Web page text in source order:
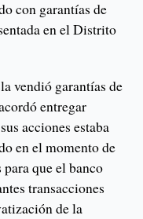
con garantías de
en el Distrito
vendió garantías de
entregar
acciones estaba
en el momento de
que el banco
transacciones
de la